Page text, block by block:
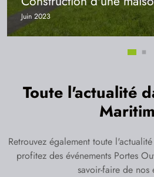
Juin 2023
Toute l'actualité
Retrouvez également toute
profitez des événements Portes
savoir-faire de nos